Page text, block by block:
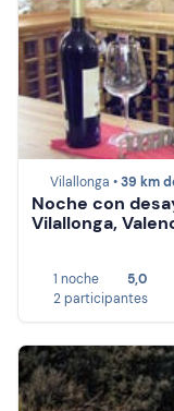
Vilallonga •39 km
Noche con
Vilallonga,
1 noche
5,0
2 participantes